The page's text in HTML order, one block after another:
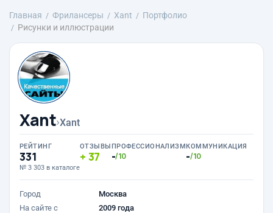
Главная Фрилансеры Xant
Портфолио
Рисунки и иллюстрации
Xant›Xant
РЕЙТИНГ
331
№ 3 303 в каталоге
ОТЗЫВЫ
37
ПРОФЕССИОНАЛИЗМ
-/10
КОММУНИКАЦИЯ
-/10
Город
Москва
На сайте с
2009 года